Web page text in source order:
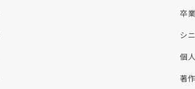
卒
シ
個
著